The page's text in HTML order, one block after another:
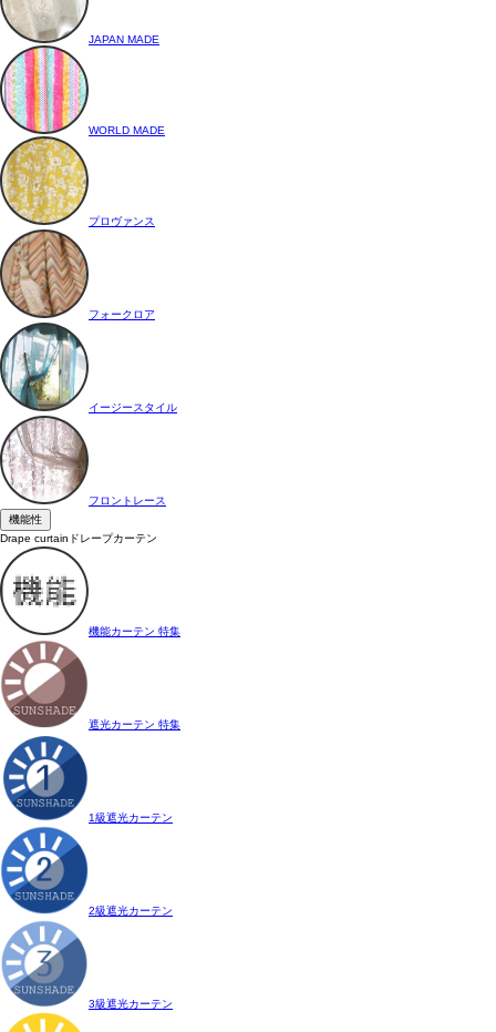
JAPAN MADE
WORLD MADE
プロヴァンス
フォークロア
イージースタイル
フロントレース
機能性
Drape curtain ドレープカーテン
機能カーテン 特集
遮光カーテン 特集
1級遮光カーテン
2級遮光カーテン
3級遮光カーテン